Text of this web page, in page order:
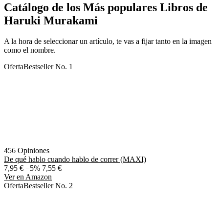
Catálogo de los Más populares Libros de
Haruki Murakami
A la hora de seleccionar un artículo, te vas a fijar tanto en la imagen
como el nombre.
OfertaBestseller No. 1
456 Opiniones
De qué hablo cuando hablo de correr (MAXI)
7,95 € −5% 7,55 €
Ver en Amazon
OfertaBestseller No. 2